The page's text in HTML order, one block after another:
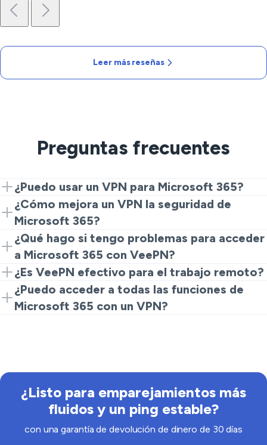
Leer más reseñas
Preguntas frecuentes
¿Puedo usar un VPN para Microsoft 365?
Sí, puedes. Conectarte a VeePN te permite acceder a
Microsoft 365 de manera segura desde cualquier lugar.
¿Cómo mejora un VPN la seguridad de
Microsoft 365?
Un VPN cifra tu tráfico de internet, protegiendo datos
sensibles al usar Microsoft 365 en Wi-Fi pública.
¿Qué hago si tengo problemas para acceder
a Microsoft 365 con VeePN?
Si enfrentas problemas, intenta cambiar la ubicación
de tu servidor o verificar la configuración de conexión
de VeePN.
¿Es VeePN efectivo para el trabajo remoto?
Absolutamente. VeePN asegura una conexión segura
para trabajadores remotos que acceden a Microsoft
¿Puedo acceder a todas las funciones de
Microsoft 365 con un VPN?
¿Listo para emparejamientos más
fluidos y un ping estable?
con una garantía de devolución de dinero de 30 días